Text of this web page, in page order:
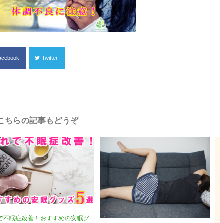
Twitter
ちらの記事もどうぞ
不眠症改善！おすすめの安眠グ